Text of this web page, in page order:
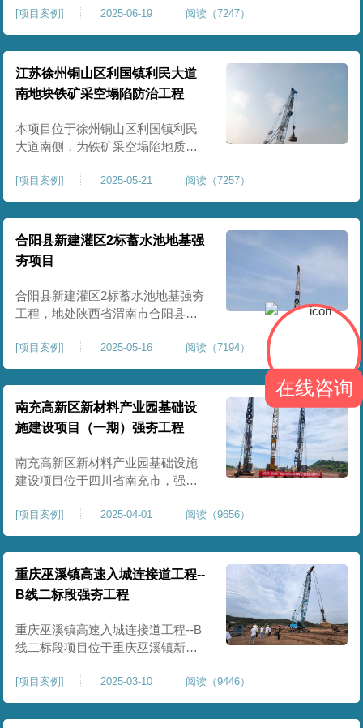
积约 20000 平方米，采用满场强夯
加固方式改善场地工程地质条件，
有效提高地基承载力、控制不均匀
沉降，满足变电站各类构支架、电
气设备及配套设施建设标准。本项
目是嵩县重要电力基础设施，投运
后优化区域电网布局，增强当
[项目案例] 2025-06-19 阅读（7247）
江苏徐州铜山区利国镇利民大道
南地块铁矿采空塌陷防治工程
本项目位于徐州铜山区利国镇利民
大道南侧，为铁矿采空塌陷地质灾
35000㎡。针对区域铁矿开采遗留的
地层松散、裂隙发育、塌陷沉降等
隐患，采用强夯工艺加固场地地
基，消除采空地质风险，提升场地
整体稳定性与承载力，彻底改善地
块建设条件，实现矿区地质灾害治
理与土地安全利用。
[项目案例] 2025-05-21 阅读（7257）
合阳县新建灌区2标蓄水池地基强
夯项目
合阳县新建灌区2标蓄水池地基强夯
工程，地处陕西省渭南市合阳县，
的关键前置工程，主要服务于片区
农业灌溉蓄水配套建设，为后续蓄
水池主体施工筑牢地基基础，保障
灌区水利设施长期稳定运行。本工
程核心施工内容为蓄水池场地地基
强夯加固处理，总强夯施工面积
25000㎡，施工完成后场地上部将新
[项目案例] 2025-05-16 阅读（7194）
南充高新区新材料产业园基础设
施建设项目（一期）强夯工程
南充高新区新材料产业园基础设施
建设项目位于四川省南充市，强夯
软弱土、回填土等复杂地质，采用
强夯地基加固，深层加固地基、提
升承载力、严控工后沉降，为厂
房、道路及配套设施筑牢基础。本
项目施工作业面积大，我司将整个
场地施工区域合理划分为若干个区
段，分区分段施工，投入强夯设备3
[项目案例] 2025-04-01 阅读（9656）
重庆巫溪镇高速入城连接道工程--
B线二标段强夯工程
重庆巫溪镇高速入城连接道工程--B
线二标段项目位于重庆巫溪镇新建
形成，回填完成，强夯施工一次，
极大考验我司与土方单位交叉施工
能力。每标段强夯施工完成，现场
[项目案例] 2025-03-10 阅读（9446）
在线咨询